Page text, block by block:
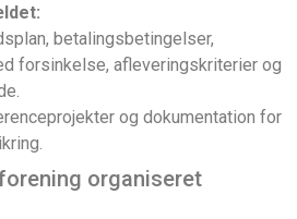
betalingsbetingelser,
forsinkelse, afleveringskriterier og
og dokumentation for
organiseret